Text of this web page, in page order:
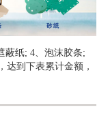
蔽纸; 4、泡沫胶条;
达到下表累计金额，